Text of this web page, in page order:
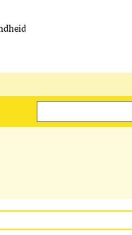
Zoeken